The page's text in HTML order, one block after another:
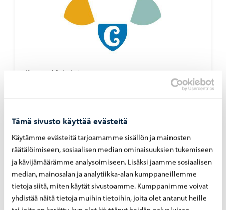
Tämä sivusto käyttää evästeitä
Käytämme evästeitä tarjoamamme sisällön ja mainosten
räätälöimiseen, sosiaalisen median ominaisuuksien tukemiseen
ja kävijämäärämme analysoimiseen. Lisäksi jaamme sosiaalisen
median, mainosalan ja analytiikka-alan kumppaneillemme
tietoja siitä, miten käytät sivustoamme. Kumppanimme voivat
yhdistää näitä tietoja muihin tietoihin, joita olet antanut heille
Kaupunki tiedottaa
23.6.2026
Kaupunki tiedottaa-22.06.2026
Por­voon kau­pun­gin lupa- ja val­von­ta­lau­ta­
kun­nan pää­tök­set 22.6.2026